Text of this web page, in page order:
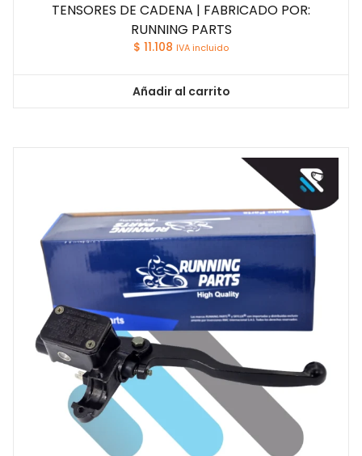
TENSORES DE CADENA | FABRICADO POR:
RUNNING PARTS
$ 11.108 IVA incluido
Añadir al carrito